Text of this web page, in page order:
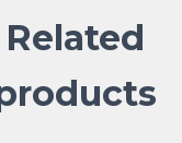
Related